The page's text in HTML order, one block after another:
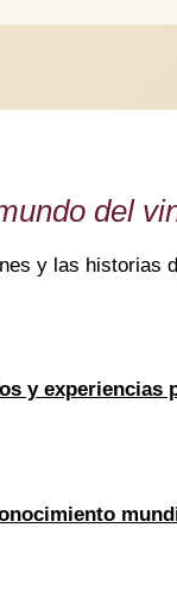
del
y las
y experiencias